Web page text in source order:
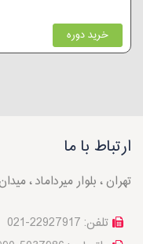
خرید دوره
ارتباط با ما
تهران ، بلوار میرداماد ، میدان
تلفن: 22927917-021